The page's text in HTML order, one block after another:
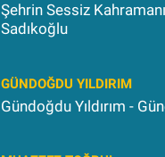
Şehrin Sessiz
Sadıkoğlu
GÜNDOĞDU YILDIRIM
Gündoğdu Yıldırım -